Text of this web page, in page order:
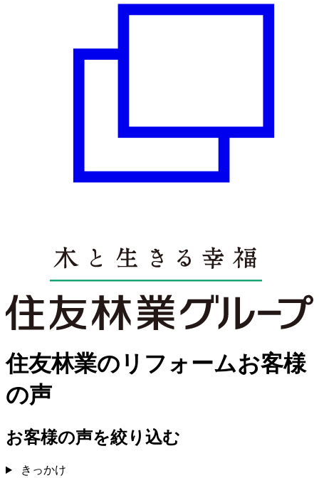
住友林業のリフォームお客様
の声
お客様の声を絞り込む
きっかけ